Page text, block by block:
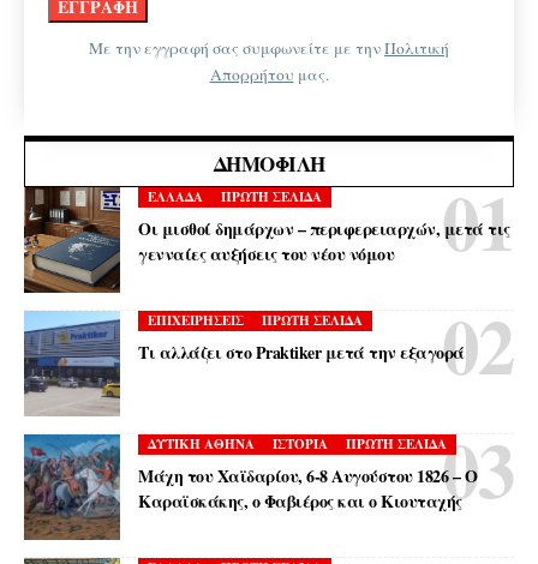
Με την εγγραφή σας συμφωνείτε με τηνΠολιτική
Απορρήτου μας.
ΔΗΜΟΦΙΛΉ
ΕΛΛΑΔΑ ΠΡΩΤΗ ΣΕΛΙΔΑ
Οι μισθοί δημάρχων – περιφερειαρχών, μετά τις
γενναίες αυξήσεις του νέου νόμου
ΕΠΙΧΕΙΡΗΣΕΙΣ ΠΡΩΤΗ ΣΕΛΙΔΑ
Τι αλλάζει στο Praktiker μετά την εξαγορά
ΔΥΤΙΚΗ ΑΘΗΝΑ ΙΣΤΟΡΙΑ ΠΡΩΤΗ ΣΕΛΙΔΑ
Μάχη του Χαϊδαρίου, 6-8 Αυγούστου 1826 – Ο
Καραϊσκάκης, ο Φαβιέρος και ο Κιουταχής